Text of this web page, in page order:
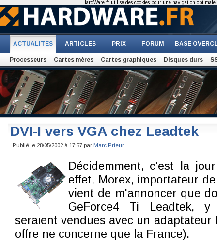
ACTUALITES ARTICLES PRIX FORUM BASE
Processeurs Cartes mères Cartes graphiques Disques durs
DVI-I vers VGA chez Leadtek
Publié le 28/05/2002 à 17:57 par Marc Prieur
Décidemment, c'est la
effet, Morex, importateur
vient de m'annoncer que
GeForce4 Ti Leadtek,
seraient vendues avec un adaptateur
offre ne concerne que la France).
HardWare.fr utilise des cookies pour une navigation